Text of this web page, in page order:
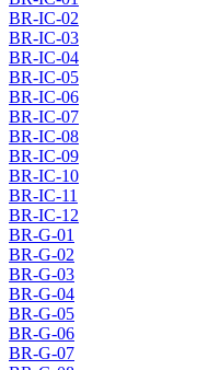
BR-IC-02
BR-IC-03
BR-IC-04
BR-IC-05
BR-IC-06
BR-IC-07
BR-IC-08
BR-IC-09
BR-IC-10
BR-IC-11
BR-IC-12
BR-G-01
BR-G-02
BR-G-03
BR-G-04
BR-G-05
BR-G-06
BR-G-07